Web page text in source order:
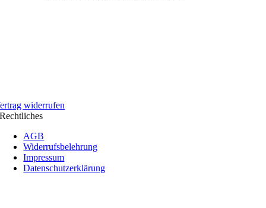
widerrufen
Rechtliches
AGB
Widerrufsbelehrung
Impressum
Datenschutzerklärung